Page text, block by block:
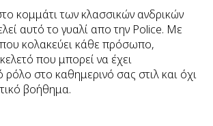
κομμάτι των κλασσικών ανδρικών
αυτό το γυαλί απο την Police. Με
κολακεύει κάθε πρόσωπο,
που μπορεί να έχει
ρόλο στο καθημερινό σας στιλ και όχι
βοήθημα.